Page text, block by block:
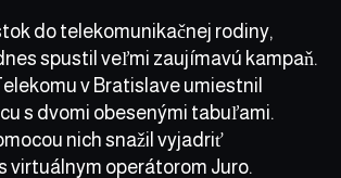
do telekomunikačnej rodiny,
spustil veľmi zaujímavú kampaň.
v Bratislave umiestnil
s dvomi obesenými tabuľami.
nich snažil vyjadriť
virtuálnym operátorom Juro.